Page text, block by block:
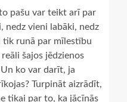
pašu var teikt arī par
nedz vieni labāki, nedz
runā par mīlestību
šajos jēdzienos
ko var darīt, ja
Turpināt aizrādīt,
tikai par to, ka jācīnās